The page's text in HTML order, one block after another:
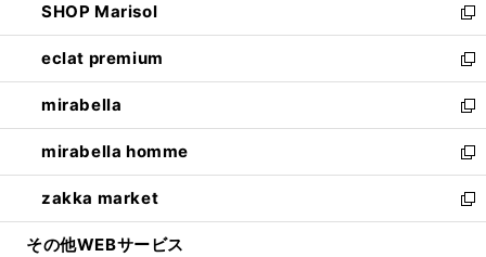
く
で
開
く
ド
ウ
で
開
く
ィ
ン
ド
ウ
で
開
く
い
ウ
ィ
ン
ド
ウ
で
開
く
SHOP Marisol
新
し
い
ウ
ィ
ン
ド
ウ
で
開
eclat premium
新
し
い
ウ
ィ
ン
ド
ウ
mirabella
新
し
い
ウ
ィ
ン
mirabella homme
新
し
い
ウ
zakka market
新
し
その他WEBサービス